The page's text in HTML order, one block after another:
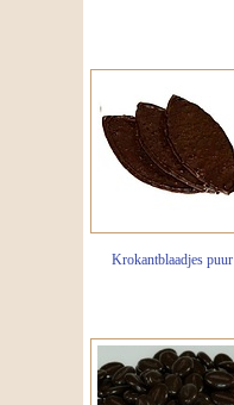
Krokantblaadjes puur